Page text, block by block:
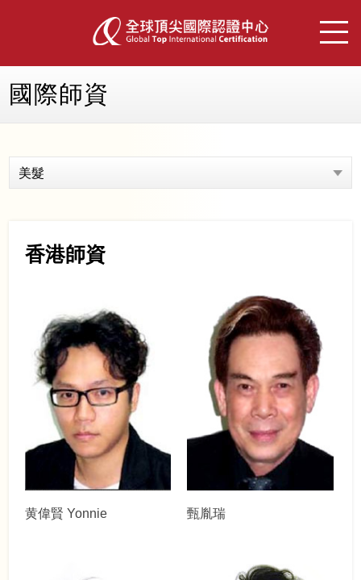
國際師資
美髮
香港師資
黄偉賢 Yonnie 甄胤瑞